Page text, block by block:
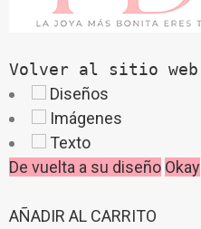
Volver al sitio web
Diseños
Imágenes
Texto
De vuelta a su diseño Okay
AÑADIR AL CARRITO